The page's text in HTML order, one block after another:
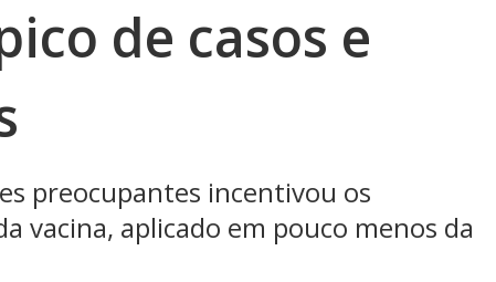
de casos e
preocupantes incentivou os
vacina, aplicado em pouco menos da